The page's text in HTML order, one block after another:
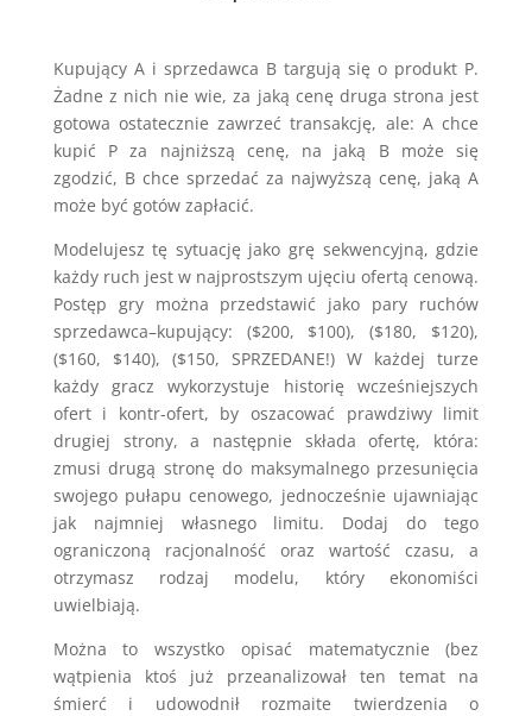
Kupujący A i sprzedawca B targują się o produkt P.
Żadne z nich nie wie, za jaką cenę druga strona jest
gotowa ostatecznie zawrzeć transakcję, ale: A chce
kupić P za najniższą cenę, na jaką B może się
zgodzić, B chce sprzedać za najwyższą cenę, jaką A
może być gotów zapłacić.
Modelujesz tę sytuację jako grę sekwencyjną, gdzie
każdy ruch jest w najprostszym ujęciu ofertą cenową.
Postęp gry można przedstawić jako pary ruchów
sprzedawca–kupujący: ($200, $100), ($180, $120),
($160, $140), ($150, SPRZEDANE!) W każdej turze
każdy gracz wykorzystuje historię wcześniejszych
ofert i kontr-ofert, by oszacować prawdziwy limit
drugiej strony, a następnie składa ofertę, która:
zmusi drugą stronę do maksymalnego przesunięcia
swojego pułapu cenowego, jednocześnie ujawniając
jak najmniej własnego limitu. Dodaj do tego
ograniczoną racjonalność oraz wartość czasu, a
otrzymasz rodzaj modelu, który ekonomiści
uwielbiają.
Można to wszystko opisać matematycznie (bez
wątpienia ktoś już przeanalizował ten temat na
śmierć i udowodnił rozmaite twierdzenia o